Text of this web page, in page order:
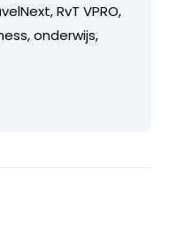
RvT VPRO,
onderwijs,